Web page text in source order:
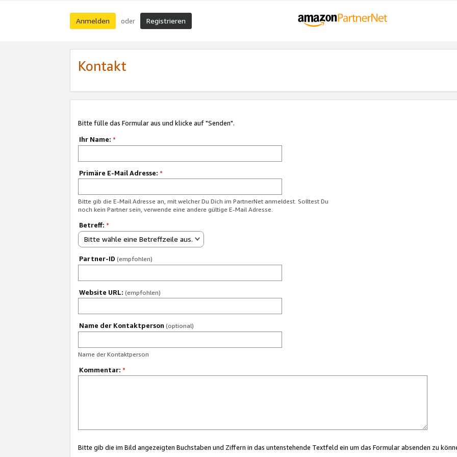
Anmelden oder Registrieren
Kontakt
Bitte fülle das Formular aus und klicke auf "Senden".
Ihr Name: *
Primäre E-Mail Adresse: *
Bitte gib die E-Mail Adresse an, mit welcher Du Dich im PartnerNet anmeldest. Solltest Du
noch kein Partner sein, verwende eine andere gültige E-Mail Adresse.
Betreff: *
Bitte wähle eine Betreffzeile aus.
Partner-ID (empfohlen)
Website URL: (empfohlen)
Name der Kontaktperson (optional)
Name der Kontaktperson
Kommentar: *
Bitte gib die im Bild angezeigten Buchstaben und Ziffern in das untenstehende Textfeld ein um das Formular absenden zu